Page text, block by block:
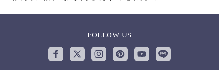
FOLLOW US